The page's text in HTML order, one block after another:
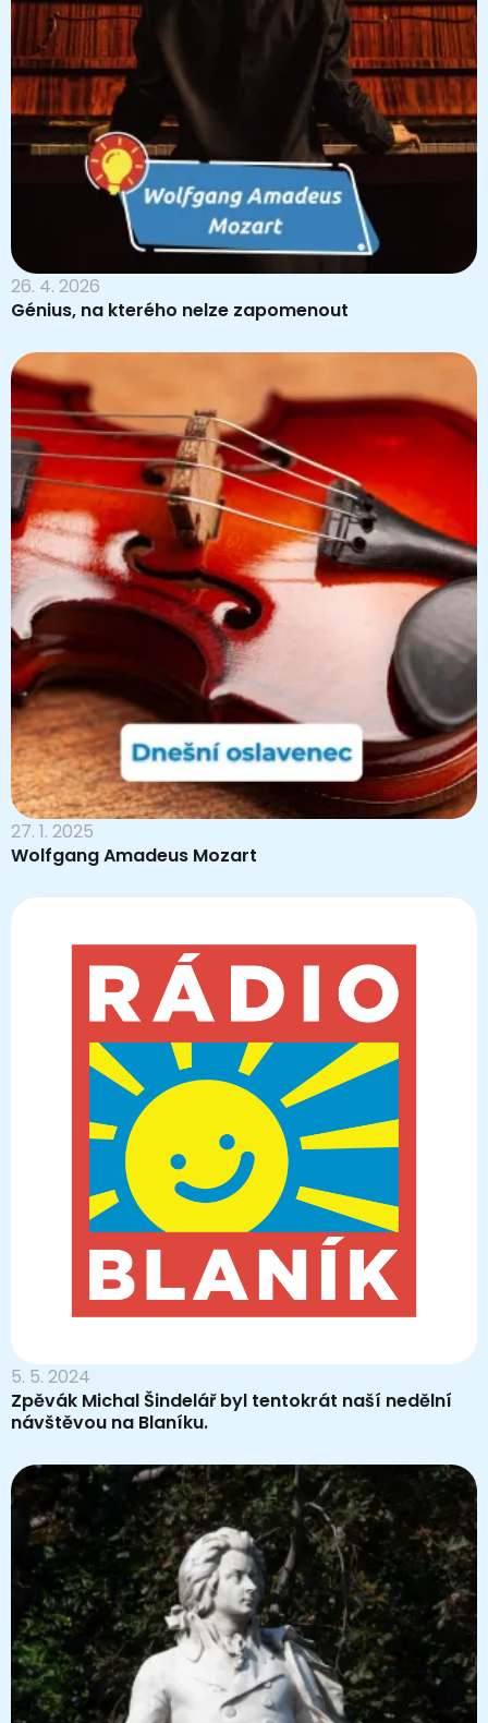
26. 4. 2026
Génius, na kterého nelze zapomenout
27. 1. 2025
Wolfgang Amadeus Mozart
5. 5. 2024
Zpěvák Michal Šindelář byl tentokrát naší nedělní
návštěvou na Blaníku.